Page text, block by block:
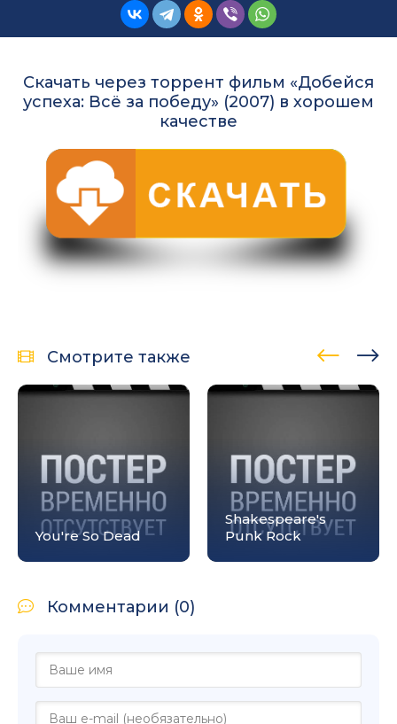
Скачать через торрент фильм «Добейся
успеха: Всё за победу» (2007) в хорошем
качестве
Смотрите также
You're So Dead
Shakespeare's
Punk Rock
Комментарии (0)